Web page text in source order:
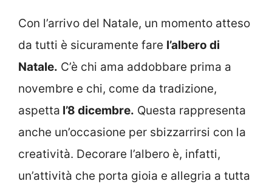
Con l’arrivo del Natale, un momento atteso
da tutti è sicuramente fare l’albero di
Natale. C’è chi ama addobbare prima a
novembre e chi, come da tradizione,
aspetta l’8 dicembre. Questa rappresenta
anche un’occasione per sbizzarrirsi con la
creatività. Decorare l’albero è, infatti,
un’attività che porta gioia e allegria a tutta